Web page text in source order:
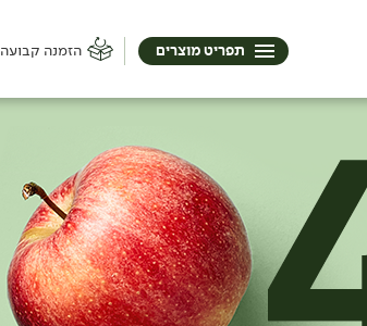
הזמנה קבועה תפריט מוצרים